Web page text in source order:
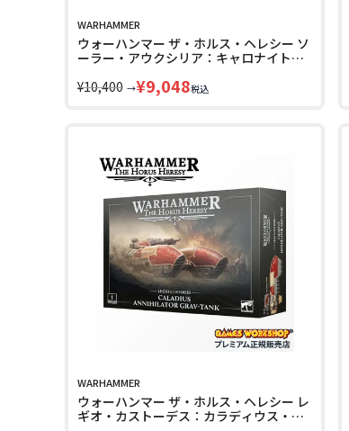
WARHAMMER
ウォーハンマー ザ・ホルス・ヘレシー ソ
ーラー・アウクシリア：キャロナイト・
The Horus Heresy 31-169 LINECPN
¥10,400 →¥9,048税込
WARHAMMER
ウォーハンマー ザ・ホルス・ヘレシー レ
ギオ・カストーデス：カラディウス・グ